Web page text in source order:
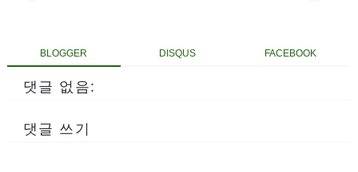
BLOGGER DISQUS FACEBOOK
댓글 없음:
댓글 쓰기